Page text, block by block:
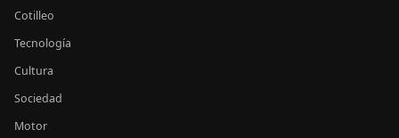
Cotilleo
Tecnología
Cultura
Sociedad
Motor